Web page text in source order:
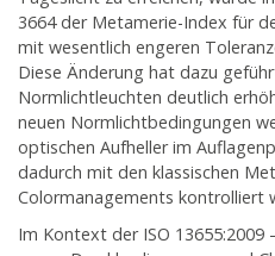
3664 der Metamerie-Index für
mit wesentlich engeren
Diese Änderung hat dazu
Normlichtleuchten deutlich
neuen Normlichtbedingungen
optischen Aufheller im
dadurch mit den klassischen
Colormanagements kontrolliert
Im Kontext der ISO